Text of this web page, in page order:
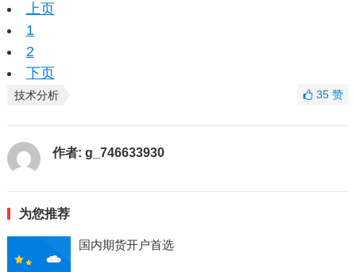
上页
1
2
下页
技术分析 35赞
作者: g_746633930
为您推荐
国内期货开户首选